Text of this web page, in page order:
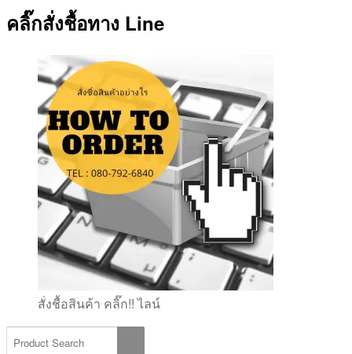
คลิ๊กสั่งชื้อทาง Line
สั่งชื้อสินค้า คลิ๊ก!! ไลน์